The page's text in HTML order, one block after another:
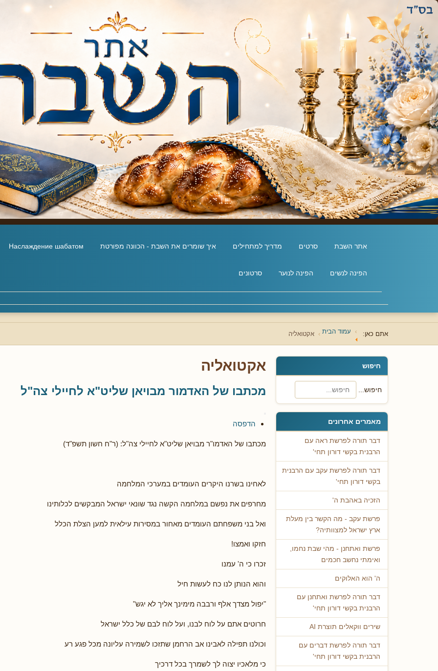
אתר השבת סרטים מדריך למתחילים איך שומרים את השבת - הכוונה מפורטת Наслаждение шабатом
הפינה לנשים הפינה לנוער סרטונים
אתם כאן: עמוד הבית אקטואליה
חיפוש
חיפוש...
מאמרים אחרונים
דבר תורה לפרשת ראה עם
הרבנית בקשי דורון תחי'
דבר תורה לפרשת עקב עם הרבנית
בקשי דורון תחי'
הזכיה באהבת ה'
פרשת עקב - מה הקשר בין מעלת
ארץ ישראל למצוותיה?
פרשת ואתחנן - מהי שבת נחמו,
ואימתי נחשב חכמים
ה' הוא האלוקים
דבר תורה לפרשת ואתחנן עם
הרבנית בקשי דורון תחי'
שירים ווקאלים תוצרת AI
דבר תורה לפרשת דברים עם
הרבנית בקשי דורון תחי'
אקטואליה
מכתבו של האדמור מבויאן שליט"א לחיילי צה"ל
הדפסה
מכתבו של האדמו"ר מבויאן שליט"א לחיילי צה"ל: (ר"ח חשון תשפ"ד)
לאחינו בשרנו היקרים העומדים במערכי המלחמה
מחרפים את נפשם במלחמה הקשה נגד שונאי ישראל המבקשים לכלותינו
ואל בני משפחתם העומדים מאחור במסירות עילאית למען הצלת הכלל
חזקו ואמצו!
זכרו כי ה' עמנו
והוא הנותן לנו כח לעשות חיל
"יפול מצדך אלף ורבבה מימינך אליך לא יגש"
חרוטים אתם על לוח לבנו, ועל לוח לבם של כלל ישראל
וכולנו תפילה לאבינו אב הרחמן שתזכו לשמירה עליונה מכל פגע רע
כי מלאכיו יצוה לך לשמרך בכל דרכיך